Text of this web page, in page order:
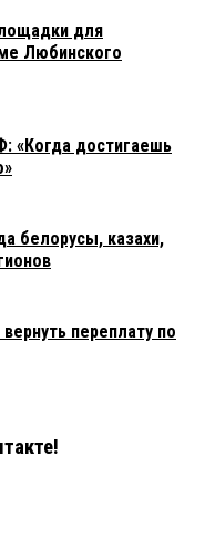
для
Любинского
«Когда достигаешь
белорусы, казахи,
переплату по